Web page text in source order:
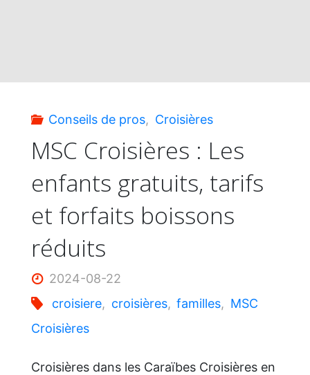
Conseils de pros, Croisières
MSC Croisières : Les
enfants gratuits, tarifs
et forfaits boissons
réduits
2024-08-22
croisiere, croisières, familles, MSC
Croisières
Croisières dans les Caraïbes Croisières en